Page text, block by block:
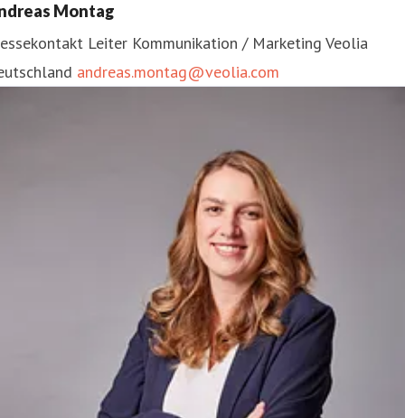
Montag
Leiter Kommunikation / Marketing Veolia
andreas.montag@veolia.com